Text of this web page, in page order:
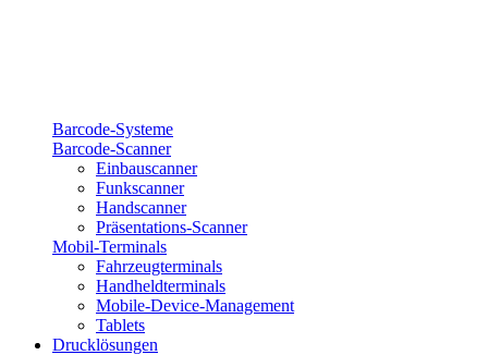
Barcode-Systeme
Barcode-Scanner
Einbauscanner
Funkscanner
Handscanner
Präsentations-Scanner
Mobil-Terminals
Fahrzeugterminals
Handheldterminals
Mobile-Device-Management
Tablets
Drucklösungen